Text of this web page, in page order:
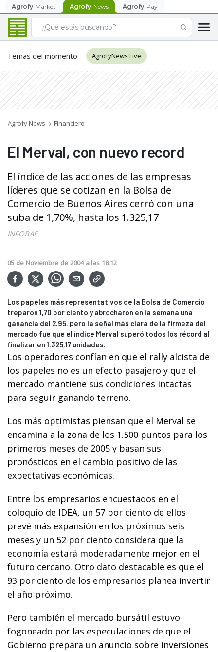
Agrofy Market Agrofy News Agrofy Pay
Temas del momento: AgrofyNews Live
Agrofy News Financiero
El Merval, con nuevo record
El índice de las acciones de las empresas
líderes que se cotizan en la Bolsa de
Comercio de Buenos Aires cerró con una
suba de 1,70%, hasta los 1.325,17
INFOBAE
05 de Noviembre de 2004 a las 18:12
Los papeles más representativos de la Bolsa de Comercio
treparon 1,70 por ciento y abrocharon en la semana una
ganancia del 2,95, pero la señal más clara de la firmeza del
mercado fue que el índice Merval superó todos los récord al
finalizar en 1.325,17 unidades.
Los operadores confían en que el rally alcista de
los papeles no es un efecto pasajero y que el
mercado mantiene sus condiciones intactas
para seguir ganando terreno.
Los más optimistas piensan que el Merval se
encamina a la zona de los 1.500 puntos para los
primeros meses de 2005 y basan sus
pronósticos en el cambio positivo de las
expectativas económicas.
Entre los empresarios encuestados en el
coloquio de IDEA, un 57 por ciento de ellos
prevé más expansión en los próximos seis
meses y un 52 por ciento considera que la
economía estará moderadamente mejor en el
futuro cercano. Otro dato destacable es que el
93 por ciento de los empresarios planea invertir
el año próximo.
Pero también el mercado bursátil estuvo
fogoneado por las especulaciones de que el
Gobierno prepara un anuncio sobre inversiones